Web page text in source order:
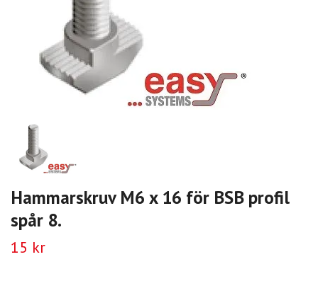
Hammarskruv M6 x 16 för BSB profil
spår 8.
15 kr